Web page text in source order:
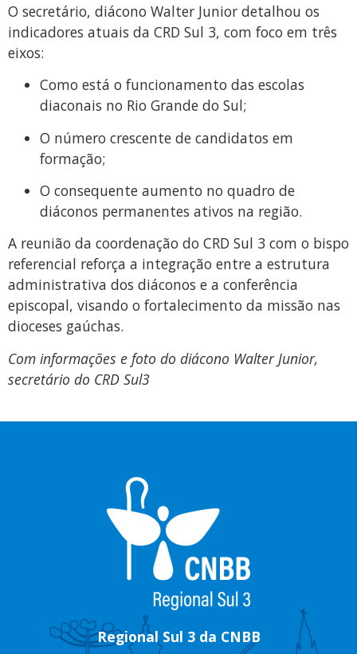
O secretário, diácono Walter Junior detalhou os
indicadores atuais da CRD Sul 3, com foco em três
eixos:
Como está o funcionamento das escolas
diaconais no Rio Grande do Sul;
​O número crescente de candidatos em
formação;
​O consequente aumento no quadro de
diáconos permanentes ativos na região.
​A reunião da coordenação do CRD Sul 3 com o bispo
referencial reforça a integração entre a estrutura
administrativa dos diáconos e a conferência
episcopal, visando o fortalecimento da missão nas
dioceses gaúchas.
Com informações e foto do diácono Walter Junior,
secretário do CRD Sul3
Regional Sul 3 da CNBB